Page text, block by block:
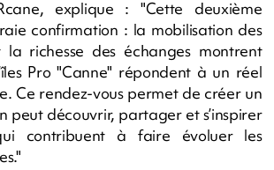
explique : "Cette deuxième
confirmation : la mobilisation des
la richesse des échanges montrent
Pro "Canne" répondent à un réel
Ce rendez-vous permet de créer un
peut découvrir, partager et s’inspirer
contribuent à faire évoluer les